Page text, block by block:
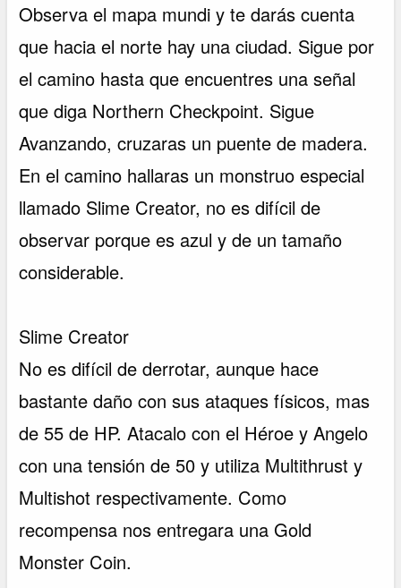
Observa el mapa mundi y te darás cuenta
que hacia el norte hay una ciudad. Sigue por
el camino hasta que encuentres una señal
que diga Northern Checkpoint. Sigue
Avanzando, cruzaras un puente de madera.
En el camino hallaras un monstruo especial
llamado Slime Creator, no es difícil de
observar porque es azul y de un tamaño
considerable.
Slime Creator
No es difícil de derrotar, aunque hace
bastante daño con sus ataques físicos, mas
de 55 de HP. Atacalo con el Héroe y Angelo
con una tensión de 50 y utiliza Multithrust y
Multishot respectivamente. Como
recompensa nos entregara una Gold
Monster Coin.